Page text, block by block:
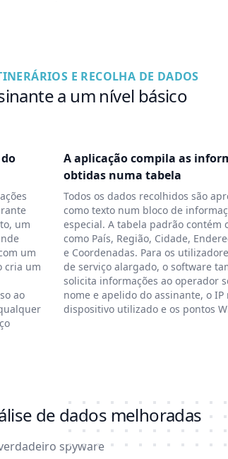
E RECOLHA DE DADOS
a um nível básico
um
um
cria um
ao
A aplicação compila as
obtidas numa tabela
Todos os dados recolhidos são
como texto num bloco de
especial. A tabela padrão contém
como País, Região, Cidade,
e Coordenadas. Para os
de serviço alargado, o software
solicita informações ao operador
nome e apelido do assinante, o IP
dispositivo utilizado e os pontos
de dados melhoradas
spyware